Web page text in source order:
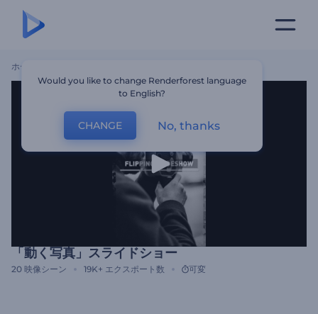
ホーム
「動く写真」スライドショー
20 映像シーン 19K+ エクスポート数 可変
Would you like to change Renderforest language
to English?
CHANGE No, thanks